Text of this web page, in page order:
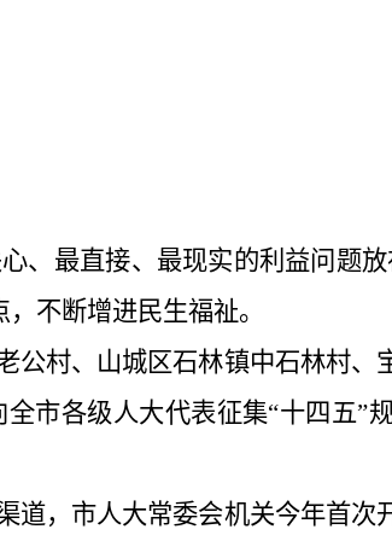
、最直接、最现实的利益问题
不断增进民生福祉。
村、山城区石林镇中石林村、
市各级人大代表征集“十四五”
，市人大常委会机关今年首次